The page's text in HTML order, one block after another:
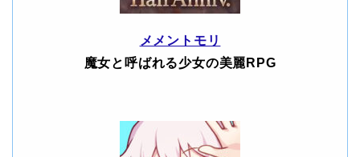
メメントモリ
魔女と呼ばれる少女の美麗RPG